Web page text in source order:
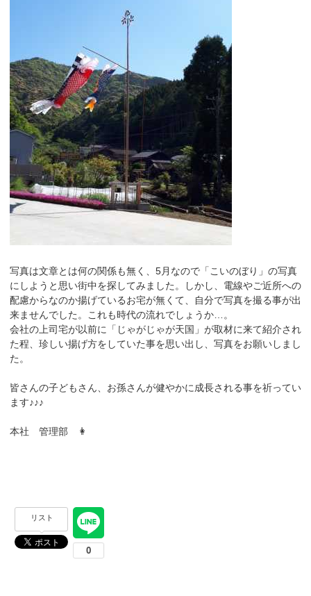
写真は文章とは何の関係も無く、5月なので「こいのぼり」の写真
にしようと思い街中を探してみました。しかし、電線やご近所への
配慮からなのか揚げているお宅が無くて、自分で写真を撮る事が出
来ませんでした。これも時代の流れでしょうか…。
会社の上司宅が以前に「じゃがじゃが天国」が取材に来て紹介され
た程、珍しい揚げ方をしていた事を思い出し、写真をお願いしまし
た。
皆さんの子どもさん、お孫さんが健やかに成長される事を祈ってい
ます♪♪♪
本社 管理部 👩
リスト